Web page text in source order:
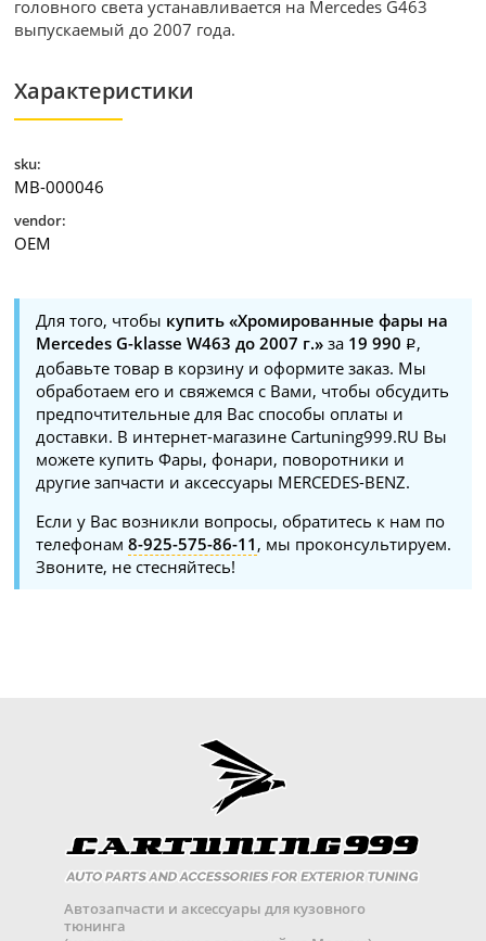
головного света устанавливается на Mercedes G463
выпускаемый до 2007 года.
Характеристики
sku:
MB-000046
vendor:
OEM
Для того, чтобы купить «Хромированные фары на
Mercedes G-klasse W463 до 2007 г.» за 19 990
,
добавьте товар в корзину и оформите заказ. Мы
обработаем его и свяжемся с Вами, чтобы обсудить
предпочтительные для Вас способы оплаты и
доставки. В интернет-магазине Cartuning999.RU Вы
можете купить Фары, фонари, поворотники и
другие запчасти и аксессуары MERCEDES-BENZ.
Если у Вас возникли вопросы, обратитесь к нам по
телефонам8-925-575-86-11 , мы проконсультируем.
Звоните, не стесняйтесь!
Автозапчасти и аксессуары для кузовного
тюнинга